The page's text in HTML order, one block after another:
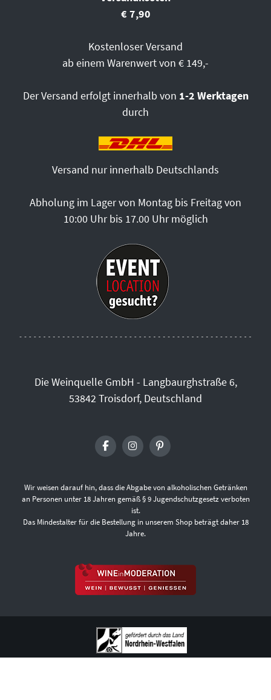
€ 7,90
Kostenloser Versand
ab einem Warenwert von € 149,-
Der Versand erfolgt innerhalb von 1-2 Werktagen
durch
Versand nur innerhalb Deutschlands
Abholung im Lager von Montag bis Freitag von
10:00 Uhr bis 17.00 Uhr möglich
Die Weinquelle GmbH - Langbaurghstraße 6,
53842 Troisdorf, Deutschland
Wir weisen darauf hin, dass die Abgabe von alkoholischen Getränken
an Personen unter 18 Jahren gemäß § 9 Jugendschutzgesetz verboten
ist.
Das Mindestalter für die Bestellung in unserem Shop beträgt daher 18
Jahre.